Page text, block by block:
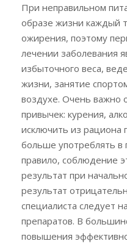
При неправильном
образе жизни каждый
ожирения, поэтому
лечении заболевания
избыточного веса,
жизни, занятие
воздухе. Очень важно
привычек: курения,
исключить из рациона
больше употреблять
правило, соблюдение
результат при
результат
специалиста следует
препаратов. В
повышения